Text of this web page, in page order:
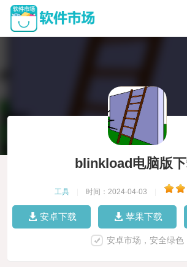
blinkload电脑版
工具 时间：2024-04-03
安卓下载 苹果下载
安卓市场，安全绿色